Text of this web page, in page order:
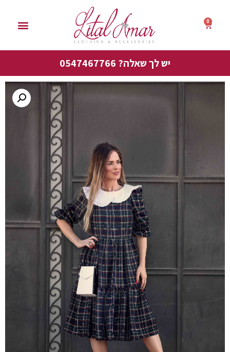
0
יש לך שאלה? 0547467766